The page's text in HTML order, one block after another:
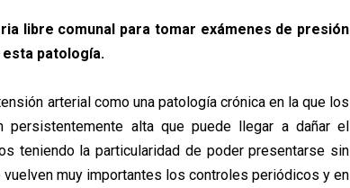
libre comunal para tomar exámenes de presión
patología.
arterial como una patología crónica en la que los
persistentemente alta que puede llegar a dañar el
teniendo la particularidad de poder presentarse sin
muy importantes los controles periódicos y en